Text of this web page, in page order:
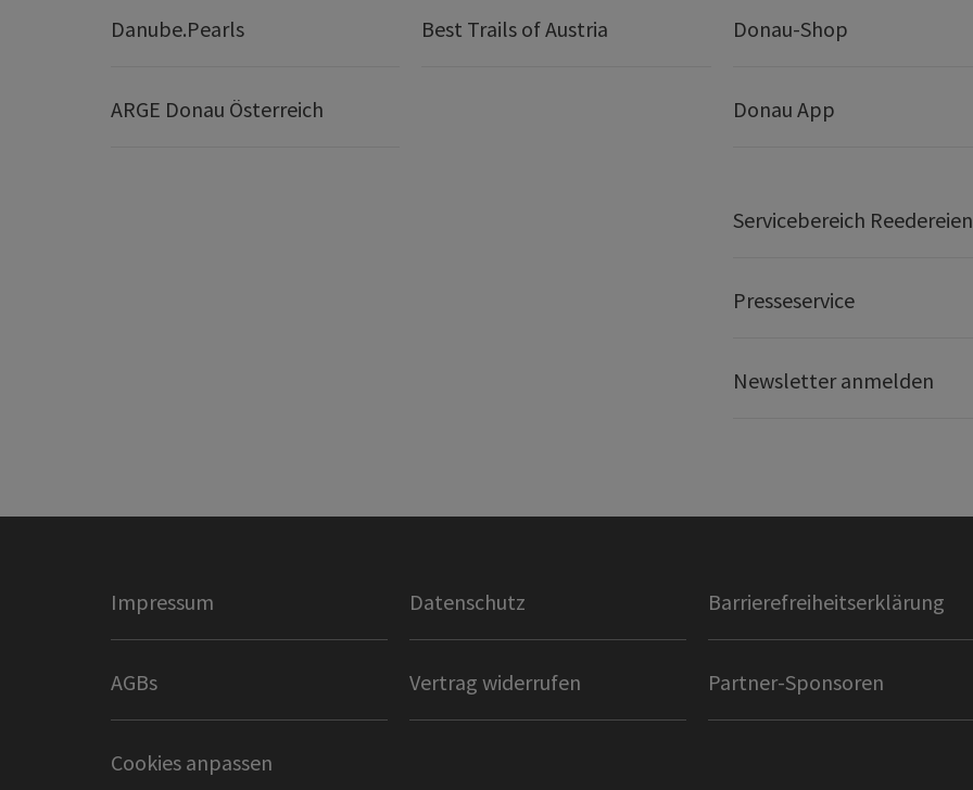
Danube.Pearls Best Trails of Austria
ARGE Donau Österreich
Donau-Shop
Donau App
Servicebereich Reedereien
Presseservice
Newsletter anmelden
Impressum Datenschutz Barrierefreiheitserklärung
AGBs Vertrag widerrufen Partner-Sponsoren
Cookies anpassen